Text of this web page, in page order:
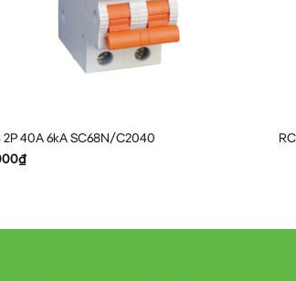
2P 40A 6kA SC68N/C2040
₫